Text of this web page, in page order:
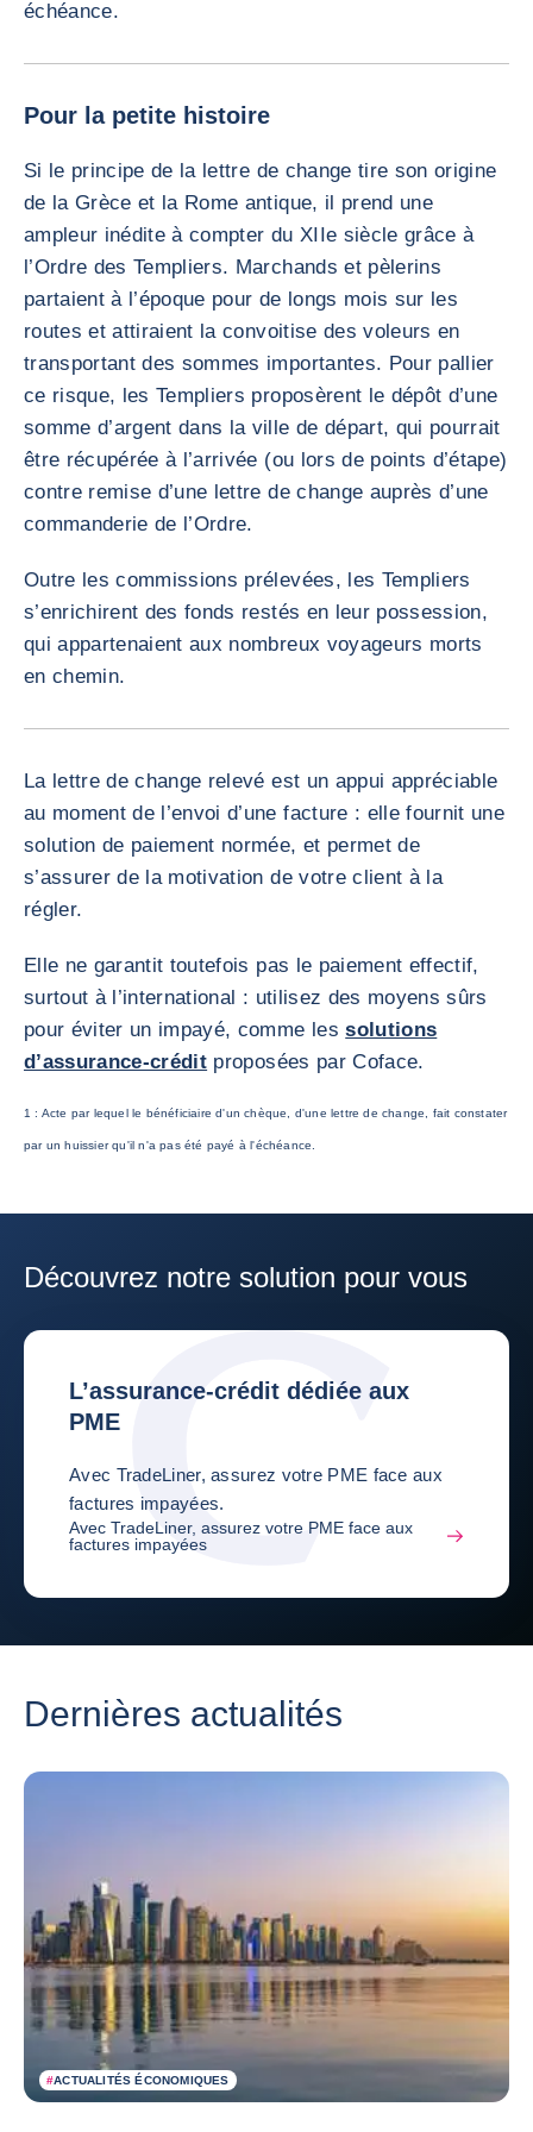
échéance.
Pour la petite histoire
Si le principe de la lettre de change tire son origine
de la Grèce et la Rome antique, il prend une
ampleur inédite à compter du XIIe siècle grâce à
l’Ordre des Templiers. Marchands et pèlerins
partaient à l’époque pour de longs mois sur les
routes et attiraient la convoitise des voleurs en
transportant des sommes importantes. Pour pallier
ce risque, les Templiers proposèrent le dépôt d’une
somme d’argent dans la ville de départ, qui pourrait
être récupérée à l’arrivée (ou lors de points d’étape)
contre remise d’une lettre de change auprès d’une
commanderie de l’Ordre.
Outre les commissions prélevées, les Templiers
s’enrichirent des fonds restés en leur possession,
qui appartenaient aux nombreux voyageurs morts
en chemin.
La lettre de change relevé est un appui appréciable
au moment de l’envoi d’une facture : elle fournit une
solution de paiement normée, et permet de
s’assurer de la motivation de votre client à la
régler.
Elle ne garantit toutefois pas le paiement effectif,
surtout à l’international : utilisez des moyens sûrs
pour éviter un impayé, comme lessolutions
d’assurance-crédit proposées par Coface.
1 : Acte par lequel le bénéficiaire d'un chèque, d'une lettre de change, fait constater
par un huissier qu'il n'a pas été payé à l'échéance.
Découvrez notre solution pour vous
L’assurance-crédit dédiée aux
PME
Avec TradeLiner, assurez votre PME face aux
factures impayées.
Avec TradeLiner, assurez votre PME face aux
factures impayées
Dernières actualités
#ACTUALITÉS ÉCONOMIQUES